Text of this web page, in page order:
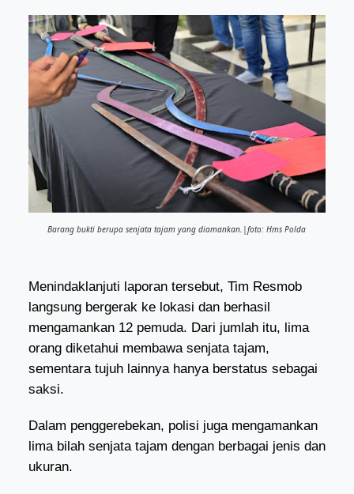
Barang bukti berupa senjata tajam yang diamankan.|foto: Hms Polda
Menindaklanjuti laporan tersebut, Tim Resmob
langsung bergerak ke lokasi dan berhasil
mengamankan 12 pemuda. Dari jumlah itu, lima
orang diketahui membawa senjata tajam,
sementara tujuh lainnya hanya berstatus sebagai
saksi.
Dalam penggerebekan, polisi juga mengamankan
lima bilah senjata tajam dengan berbagai jenis dan
ukuran.